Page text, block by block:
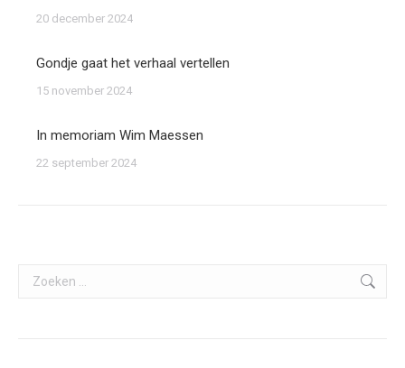
20 december 2024
Gondje gaat het verhaal vertellen
15 november 2024
In memoriam Wim Maessen
22 september 2024
Search: